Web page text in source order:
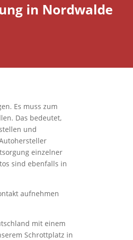
in Nordwalde
Es muss zum
Das bedeutet,
und
einzelner
sind ebenfalls in
aufnehmen
mit einem
Schrottplatz in